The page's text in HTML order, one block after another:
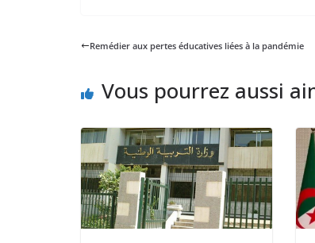
Remédier aux pertes éducatives liées à la pandémie
Vous pourrez aussi